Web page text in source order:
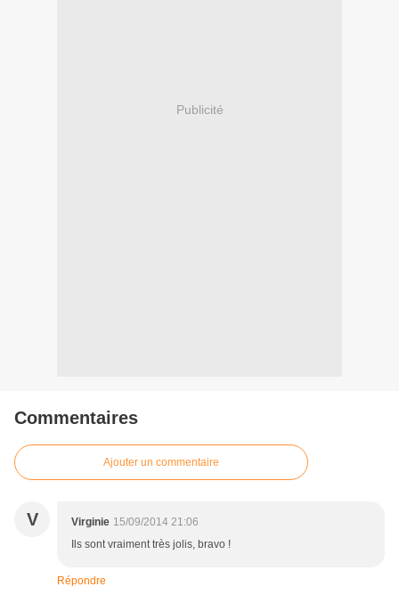
Publicité
Commentaires
Ajouter un commentaire
V Virginie 15/09/2014 21:06
Ils sont vraiment très jolis, bravo !
Répondre